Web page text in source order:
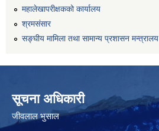
महालेखापरीक्षकको कार्यालय
श्रमसंसार
सङ्घीय मामिला तथा सामान्य प्रशासन मन्त्रालय
सूचना अधिकारी
जीवलाल भुसाल